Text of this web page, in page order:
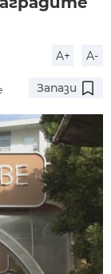
A+ A-
Запази